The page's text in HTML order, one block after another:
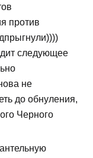
против
следующее
не
до обнуления,
Черного